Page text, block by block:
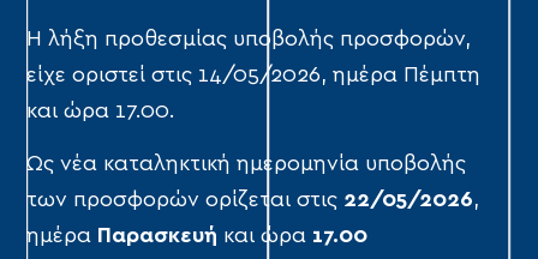
Η λήξη προθεσμίας υποβολής προσφορών,
είχε οριστεί στις 14/05/2026, ημέρα Πέμπτη
και ώρα 17.00.
Ως νέα καταληκτική ημερομηνία υποβολής
των προσφορών ορίζεται στις 22/05/2026,
ημέρα Παρασκευή και ώρα 17.00